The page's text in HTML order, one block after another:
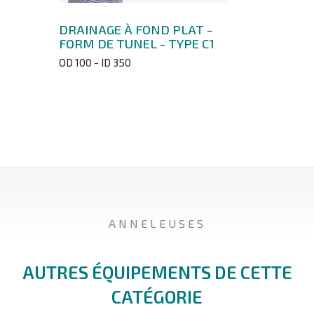
DRAINAGE À FOND PLAT -
FORM DE TUNEL - TYPE C1
OD 100 - ID 350
ANNELEUSES
AUTRES ÉQUIPEMENTS DE CETTE
CATÉGORIE